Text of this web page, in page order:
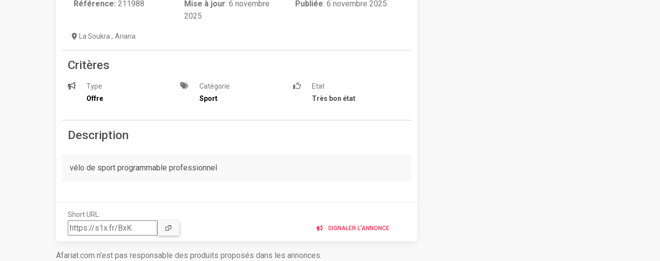
Référence: 211988 Mise à jour:6 novembre
2025
Publiée: 6 novembre 2025
La Soukra , Ariana
Critères
Type
Offre
Catégorie
Sport
Etat
Très bon état
Description
vélo de sport programmable professionnel
Short URL:
SIGNALER L'ANNONCE
Afariat.com n'est pas responsable des produits proposés dans les annonces.